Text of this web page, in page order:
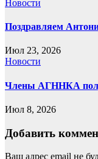
Новости
Поздравляем
Июл 23, 2026
Новости
Члены АГННКА
Июл 8, 2026
Добавить
Ваш адрес email не